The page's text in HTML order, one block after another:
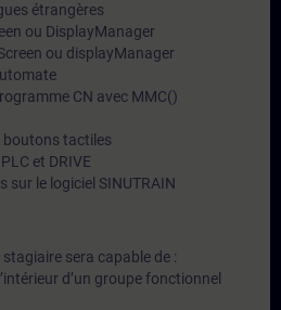
étrangères
ou DisplayManager
ou displayManager
CN avec MMC()
boutons tactiles
et DRIVE
sur le logiciel SINUTRAIN
sera capable de :
d’un groupe fonctionnel